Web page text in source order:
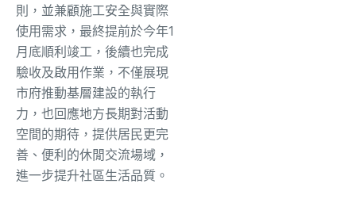
則，並兼顧施工安全與實際
使用需求，最終提前於今年1
月底順利竣工，後續也完成
驗收及啟用作業，不僅展現
市府推動基層建設的執行
力，也回應地方長期對活動
空間的期待，提供居民更完
善、便利的休閒交流場域，
進一步提升社區生活品質。